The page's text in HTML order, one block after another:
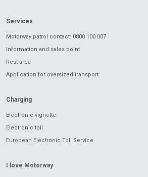
Services
Motorway patrol contact: 0800 100 007
Information and sales point
Rest area
Application for oversized transport
Charging
Electronic vignette
Electronic toll
European Electronic Toll Service
I love Motorway